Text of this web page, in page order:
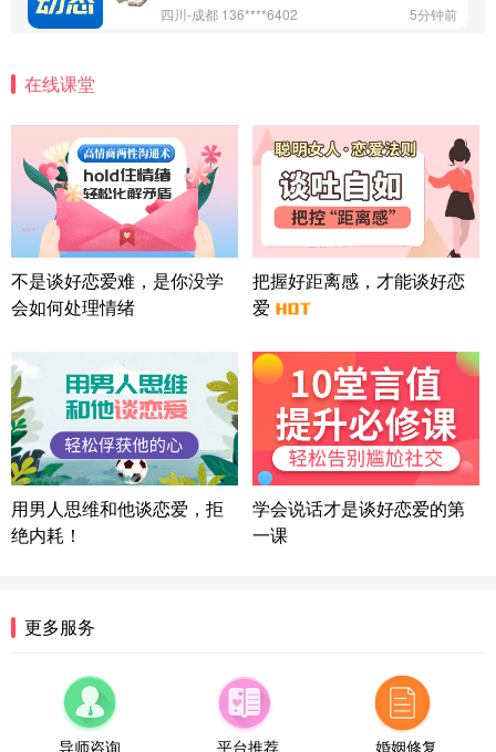
四川-成都 136****6402
5分钟前
方案
上海-浦东 177****9074
56分钟前
微信用户 Liberty 通过此页面咨询，已获得专属情感
方案
广东-广州 188****5632
12分钟前
微信用户 司马锘 通过此页面咨询，已获得专属情感
方案
湖北-武汉 135****7410
陕西-西安 139****6283
3分钟前
微信用户 喜欢下雨天^ 通过此页面咨询，已获得专属
情感方案
浙江-宁波 150****8921
28分钟前
属情感方案
湖南-长沙 187****3359
山东-青岛 138****9975
7分钟前
微信用户 小任性 通过此页面咨询，已获得专属情感
在线课堂
不是谈好恋爱难，是你没学
会如何处理情绪
把握好距离感，才能谈好恋
爱
用男人思维和他谈恋爱，拒
绝内耗！
学会说话才是谈好恋爱的第
一课
更多服务
导师咨询 平台推荐 婚姻修复